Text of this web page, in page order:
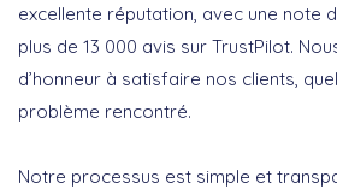
excellente réputation, avec une note
plus de 13 000 avis sur TrustPilot.
d’honneur à satisfaire nos clients,
problème rencontré.
Notre processus est simple et